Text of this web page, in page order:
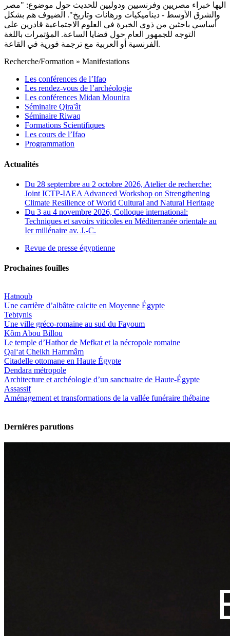
اليها خبراء مصريين وفرنسيين ودوليين للحديث حول موضوع: "مصر
والشرق الأوسط - ديناميكيات ورهانات وتاريخ". الضيوف هم بشكل
أساسي باحثين من ذوي الخبرة في العلوم الاجتماعية قادرين على
التوجه للجمهور العام حول قضايا الساعة. المؤتمرات باللغة
الفرنسية أو العربية مع ترجمة فورية في القاعة.
Recherche/Formation » Manifestations
Les conférences de l’Ifao
Les rendez-vous de l’archéologie
Les conférences Midan Mounira
Séminaire Qira'ât
Séminaire Riwaq
Formations Scientifiques
Les cours de l’Ifao
Programmation
Actualités
Du 28 septembre au 2 octobre 2026, Atelier de recherche:
Joint ICTP-IAEA Advanced Workshop on Strengthening
Climate Resilience of World Cultural and Natural Heritage
Du 3 au 4 novembre 2026, Colloque international:
Techniques et savoirs viticoles en Méditerranée orientale au
Ier millénaire av. J.-C.
Revue de presse égyptienne
Prochaines fouilles
Hatnoub
Une carrière d’albâtre calcite en Moyenne Égypte
Tebtynis
Une ville gréco-romaine au sud du Fayoum
Kôm Abou Billou
Le temple d’Hathor de Mefkat et la nécropole romaine
Qal‘at Cheikh Hammâm
Citadelle ottomane en Haute Égypte
Dendara métropole
Architecture et archéologie d’un sanctuaire de Haute-Égypte
Assassif
Aménagement et transformations de la vallée funéraire thébaine
Dernières parutions